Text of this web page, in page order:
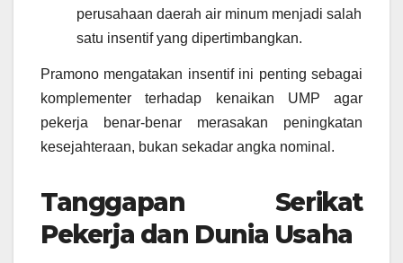
perusahaan daerah air minum menjadi salah
satu insentif yang dipertimbangkan.
Pramono mengatakan insentif ini penting sebagai
komplementer terhadap kenaikan UMP agar
pekerja benar‑benar merasakan peningkatan
kesejahteraan, bukan sekadar angka nominal.
Tanggapan Serikat
Pekerja dan Dunia Usaha